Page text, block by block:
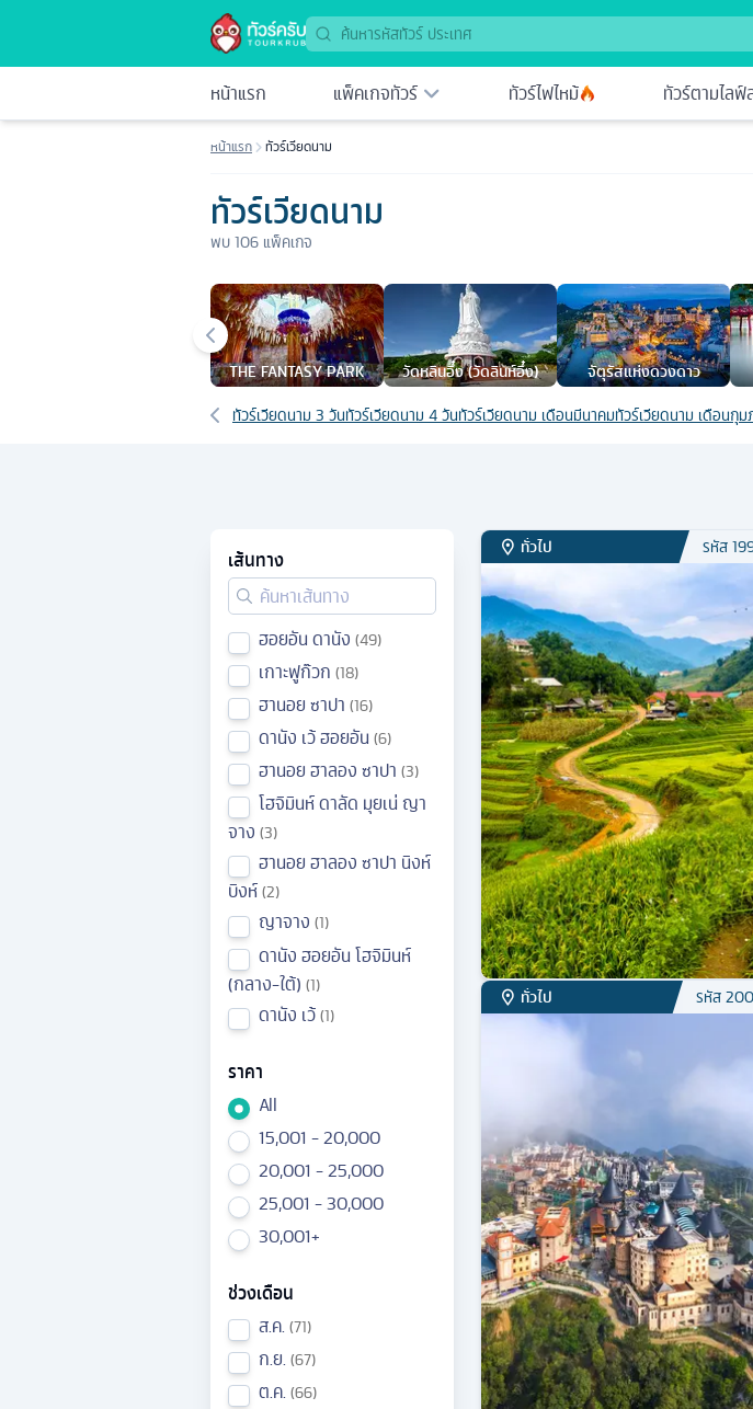
หน้าแรก แพ็คเกจทัวร์ ทัวร์ไฟไหม้ ทัวร์ตามไลฟ์
หน้าแรก ทัวร์เวียดนาม
ทัวร์เวียดนาม
พบ106 แพ็คเกจ
เมืองยอดนิยม
THE FANTASY PARK วัดหลินอึ๋ง (วัดลินห์อึ๋ง) จัตุรัสแห่งดวงดาว
เส้นทางที่เกี่ยวข้อง
ทัวร์เวียดนาม 3 วันทัวร์เวียดนาม 4 วันทัวร์เวียดนาม เดือนมีนาคมทัวร์เวียดนาม เดือนกุ
เส้นทาง
ฮอยอัน ดานัง 49
เกาะฟูก๊วก 18
ฮานอย ซาปา 16
ดานัง เว้ ฮอยอัน 6
ฮานอย ฮาลอง ซาปา 3
โฮจิมินห์ ดาลัด มุยเน่ ญา
จาง 3
ฮานอย ฮาลอง ซาปา นิงห์
บิงห์ 2
ญาจาง 1
ดานัง ฮอยอัน โฮจิมินห์
(กลาง-ใต้) 1
ดานัง เว้ 1
ราคา
All
15,001 - 20,000
20,001 - 25,000
25,001 - 30,000
30,001+
ช่วงเดือน
ส.ค. 71
ก.ย. 67
ต.ค. 66
ทั่วไป รหัส
ทั่วไป รหัส